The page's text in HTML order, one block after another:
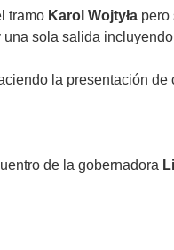
tramo Karol Wojtyła pero
una sola salida incluyendo
la presentación de
de la gobernadora